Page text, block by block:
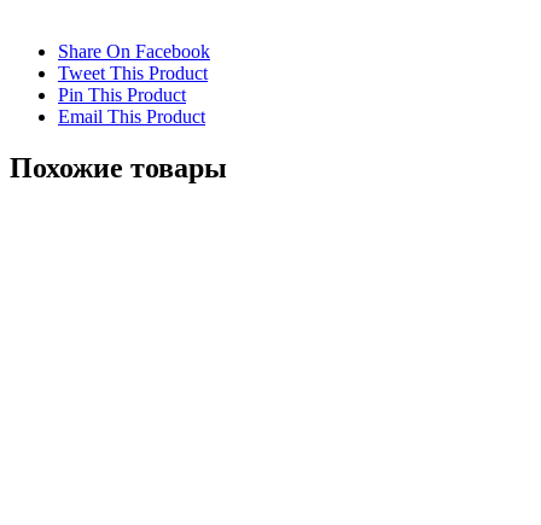
Share On Facebook
Tweet This Product
Pin This Product
Email This Product
Похожие товары